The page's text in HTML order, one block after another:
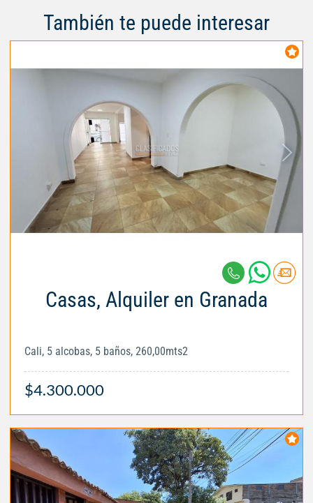
También te puede interesar
Casas, Alquiler en Granada
Cali, 5 alcobas, 5 baños, 260,00mts2
$4.300.000